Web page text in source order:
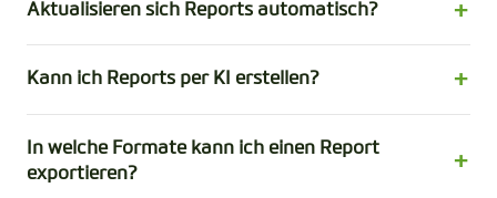
Aktualisieren sich Reports automatisch?
Kann ich Reports per KI erstellen?
In welche Formate kann ich einen Report
exportieren?